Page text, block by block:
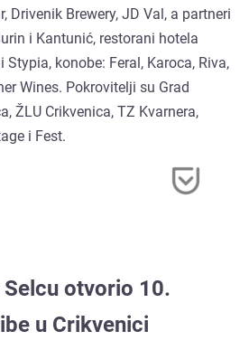
Drivenik Brewery, JD Val, a partneri
i Kantunić, restorani hotela
Stypia, konobe: Feral, Karoca, Riva,
Wines. Pokrovitelji su Grad
ŽLU Crikvenica, TZ Kvarnera,
i Fest.
otvorio 10.
u Crikvenici